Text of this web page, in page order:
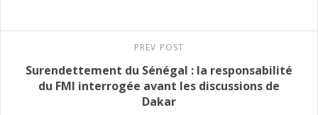
PREV POST
Surendettement du Sénégal : la responsabilité
du FMI interrogée avant les discussions de
Dakar